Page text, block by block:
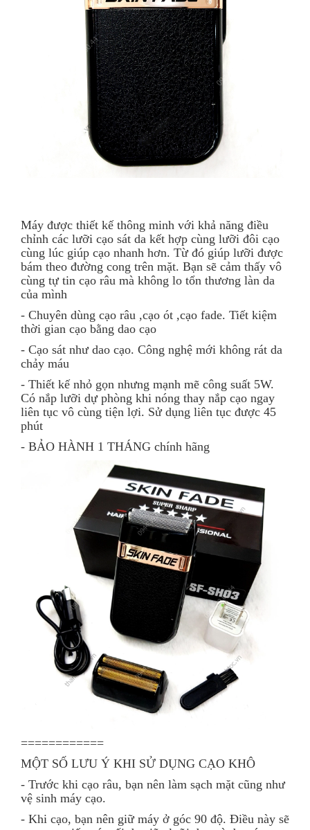
Máy được thiết kế thông minh với khả năng điều
chỉnh các lưỡi cạo sát da kết hợp cùng lưỡi đôi cạo
cùng lúc giúp cạo nhanh hơn. Từ đó giúp lưỡi được
bám theo đường cong trên mặt. Bạn sẽ cảm thấy vô
cùng tự tin cạo râu mà không lo tổn thương làn da
của mình
- Chuyên dùng cạo râu ,cạo ót ,cạo fade. Tiết kiệm
thời gian cạo bằng dao cạo
- Cạo sát như dao cạo. Công nghệ mới không rát da
chảy máu
- Thiết kế nhỏ gọn nhưng mạnh mẽ công suất 5W.
Có nắp lưỡi dự phòng khi nóng thay nắp cạo ngay
liên tục vô cùng tiện lợi. Sử dụng liên tục được 45
phút
- BẢO HÀNH 1 THÁNG chính hãng
============
MỘT SỐ LƯU Ý KHI SỬ DỤNG CẠO KHÔ
- Trước khi cạo râu, bạn nên làm sạch mặt cũng như
vệ sinh máy cạo.
- Khi cạo, bạn nên giữ máy ở góc 90 độ. Điều này sẽ